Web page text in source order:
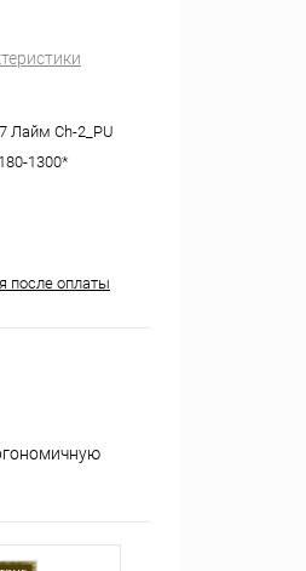
Лайм Ch-2_PU
1300*
после оплаты